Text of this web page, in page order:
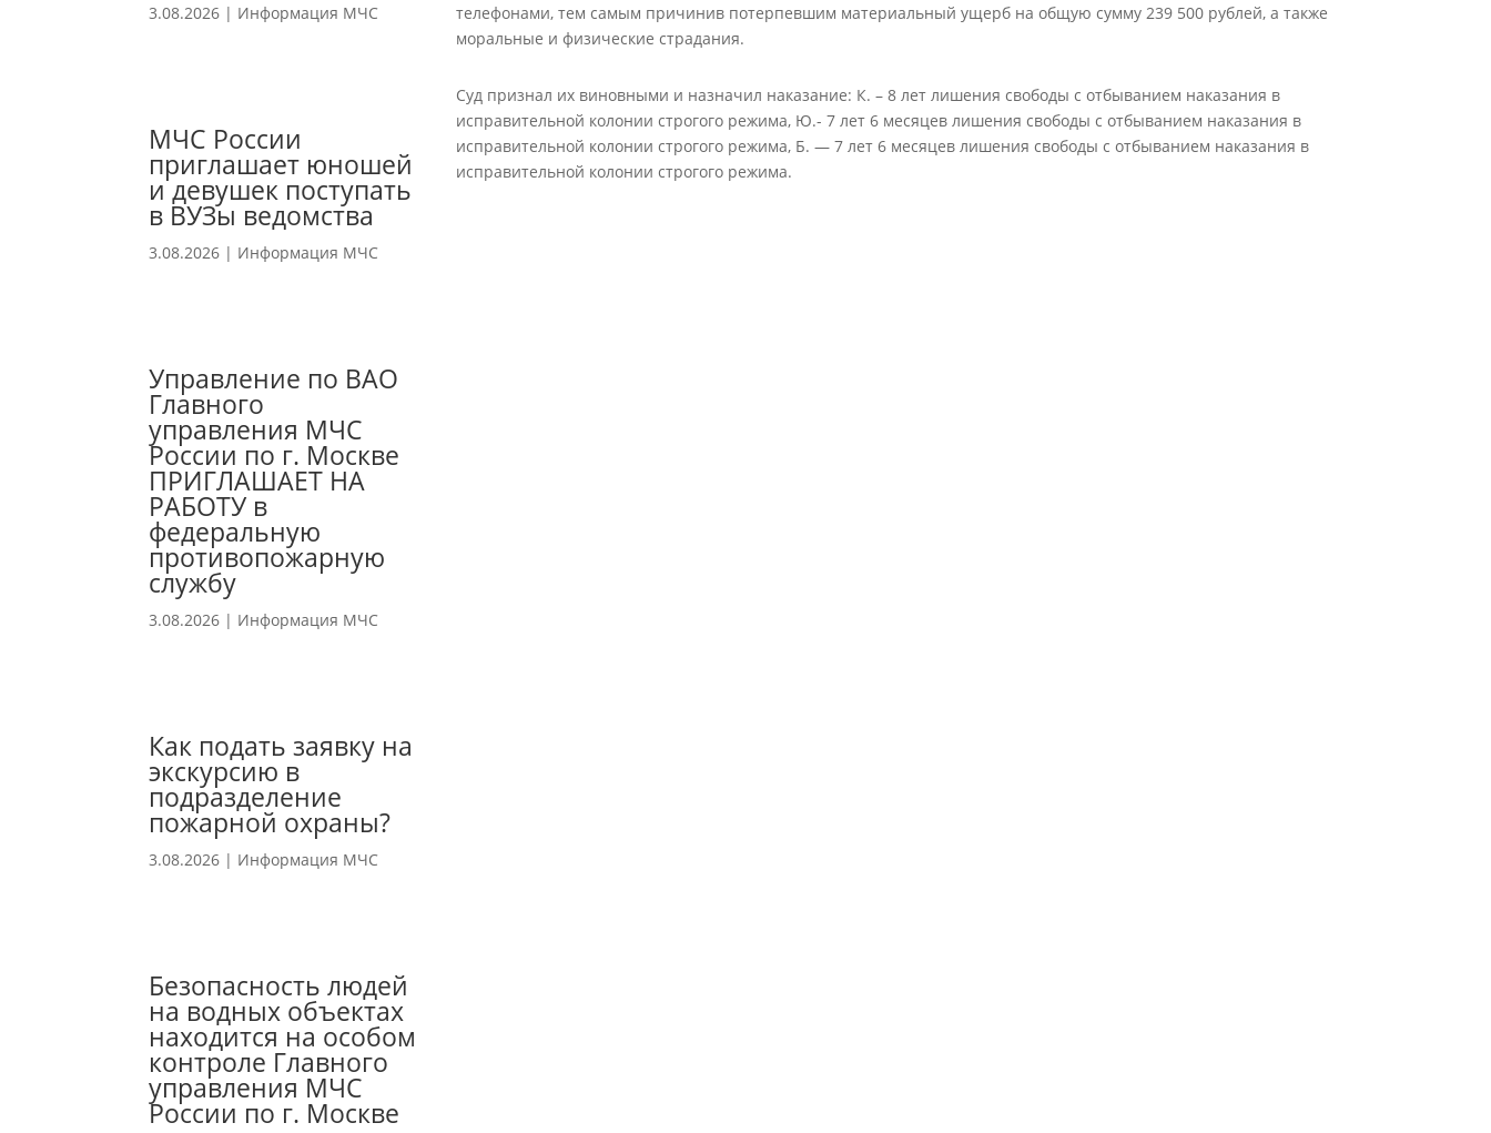
3.08.2026 | Информация МЧС
МЧС России
приглашает юношей
и девушек поступать
в ВУЗы ведомства
3.08.2026 | Информация МЧС
Управление по ВАО
Главного
управления МЧС
России по г. Москве
ПРИГЛАШАЕТ НА
РАБОТУ в
федеральную
противопожарную
службу
3.08.2026 | Информация МЧС
Как подать заявку на
экскурсию в
подразделение
пожарной охраны?
3.08.2026 | Информация МЧС
Безопасность людей
на водных объектах
находится на особом
контроле Главного
управления МЧС
России по г. Москве
телефонами, тем самым причинив потерпевшим материальный ущерб на общую сумму 239 500 рублей, а также
моральные и физические страдания.
Суд признал их виновными и назначил наказание: К. – 8 лет лишения свободы с отбыванием наказания в
исправительной колонии строгого режима, Ю.- 7 лет 6 месяцев лишения свободы с отбыванием наказания в
исправительной колонии строгого режима, Б. — 7 лет 6 месяцев лишения свободы с отбыванием наказания в
исправительной колонии строгого режима.